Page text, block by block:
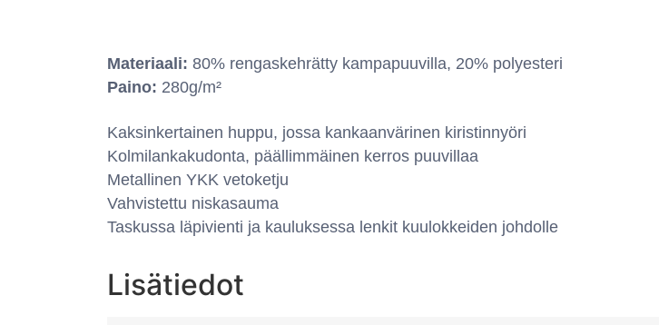
Materiaali: 80% rengaskehrätty kampapuuvilla, 20% polyesteri
Paino: 280g/m²
Kaksinkertainen huppu, jossa kankaanvärinen kiristinnyöri
Kolmilankakudonta, päällimmäinen kerros puuvillaa
Metallinen YKK vetoketju
Vahvistettu niskasauma
Taskussa läpivienti ja kauluksessa lenkit kuulokkeiden johdolle
Lisätiedot